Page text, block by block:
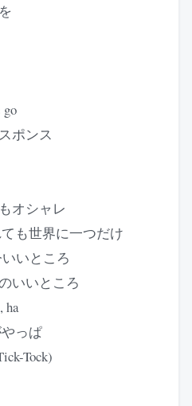
ポンス
オシャレ
も世界に一つだけ
いいところ
いいところ
ha
っぱ
Tock)